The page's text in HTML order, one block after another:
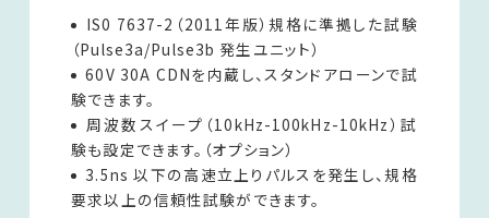
IS0 7637-2（2011年版）規格に準拠した試験
（Pulse3a/Pulse3b 発生ユニット）
60V 30A CDNを内蔵し、スタンドアローンで試
験できます。
周波数スイープ（10kHz-100kHz-10kHz）試
験も設定できます。（オプション）
3.5ns 以下の高速立上りパルスを発生し、規格
要求以上の信頼性試験ができます。